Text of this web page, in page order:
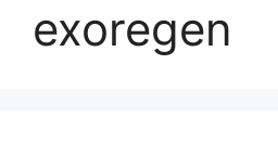
exoregen